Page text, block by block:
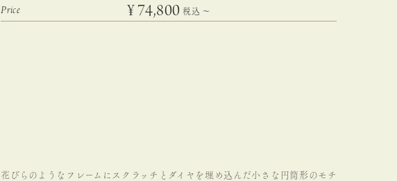
¥74,800 税込 〜
花びらのようなフレームにスクラッチとダイヤを埋め込んだ小さな円筒形のモチ